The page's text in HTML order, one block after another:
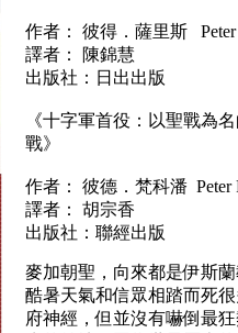
作者： 彼得．薩里斯 Peter
譯者： 陳錦慧
出版社：日出出版
《十字軍首役：以聖戰為
戰》
作者： 彼德．梵科潘 Peter
譯者： 胡宗香
出版社：聯經出版
麥加朝聖，向來都是伊斯
酷暑天氣和信眾相踏而死
府神經，但並沒有嚇倒最